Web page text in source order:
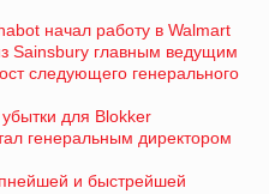
начал работу в Walmart
Sainsbury главным ведущим
следующего генерального
для Blokker
генеральным директором
и быстрейшей